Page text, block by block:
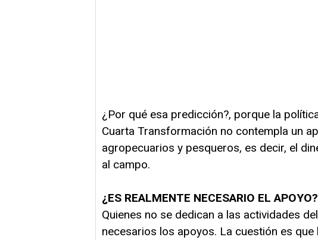
¿Por qué esa predicción?, porque la
Cuarta Transformación no contempla un
agropecuarios y pesqueros, es decir, el
al campo.
¿ES REALMENTE NECESARIO EL APOYO?
Quienes no se dedican a las actividades
necesarios los apoyos. La cuestión es